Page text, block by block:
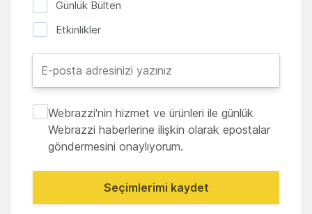
Günlük Bülten
Etkinlikler
Webrazzi'nin hizmet ve ürünleri ile günlük
Webrazzi haberlerine ilişkin olarak epostalar
göndermesini onaylıyorum.
Seçimlerimi kaydet